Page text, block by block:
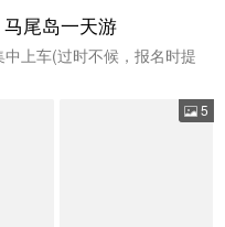
尾岛一天游
上车(过时不候，报名时提
5